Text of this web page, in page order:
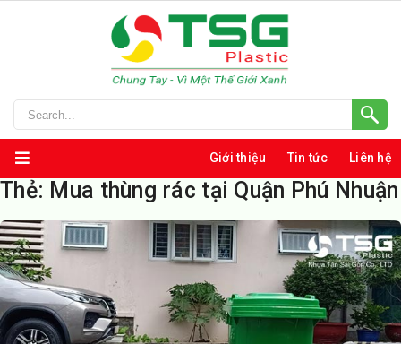
Giới thiệu Tin tức Liên hệ
Thẻ: Mua thùng rác tại Quận Phú Nhuận